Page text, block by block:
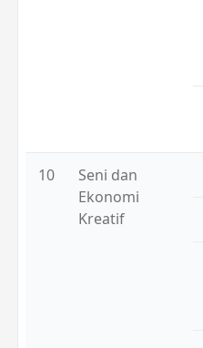
10
Seni dan
Ekonomi
Kreatif